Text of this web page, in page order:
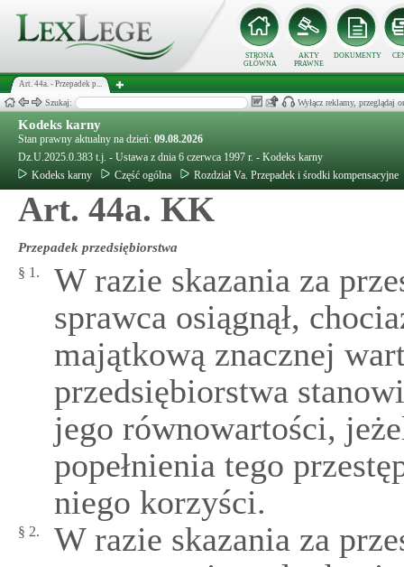
STRONA
GŁÓWNA
AKTY
PRAWNE
DOKUMENTY
Art. 44a. - Przepadek p...
Szukaj: Wyłącz reklamy, przeglądaj
Kodeks karny
Stan prawny aktualny na dzień: 09.08.2026
Dz.U.2025.0.383 t.j. - Ustawa z dnia 6 czerwca 1997 r. - Kodeks karny
Kodeks karny
Część ogólna Rozdział Va. Przepadek i środki kompensacyjne
Art. 44a. KK
Przepadek przedsiębiorstwa
§ 1.
W razie skazania za
sprawca osiągnął,
majątkową znacznej
przedsiębiorstwa
jego równowartości,
popełnienia tego
niego korzyści.
§ 2.
W razie skazania za